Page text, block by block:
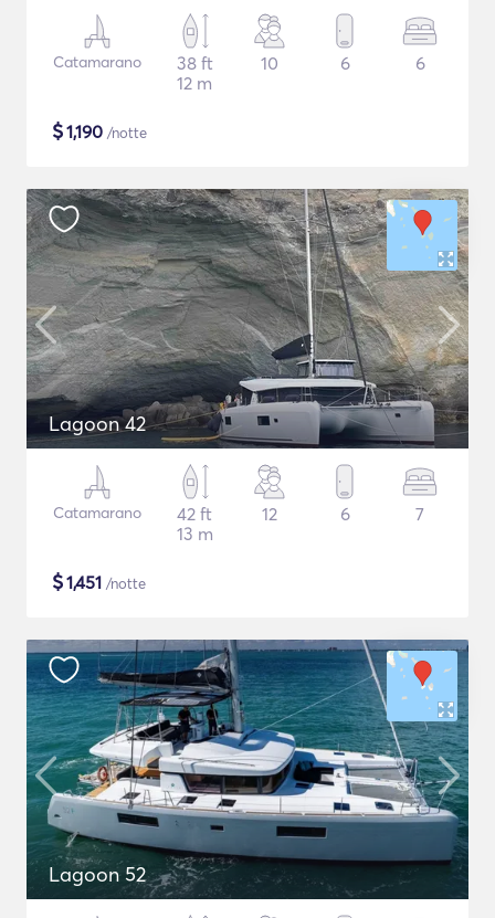
Catamarano
38 ft
12 m
10 6 6
$1,190 /notte
Lagoon 42
Catamarano
42 ft
13 m
12 6 7
$1,451 /notte
Lagoon 52